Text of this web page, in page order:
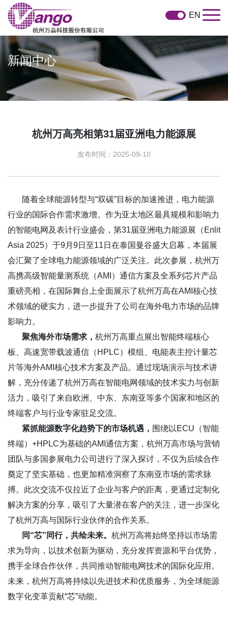
EN
新闻中心
杭州万高亮相第31届亚洲电力能源展
发布时间：2025-09-10
随着全球能源转型与“双碳”目标的加速推进，电力能源
行业的国际合作需求激增。作为亚太地区最具规模和影响力
的智能电网及表计行业盛会，第31届亚洲电力能源展（Enlit
Asia 2025）于9月9日至11日在泰国曼谷盛大启幕，本届展
会汇聚了全球电力能源领域的广泛关注。此次参展，杭州万
高携高级智能量测系统（AMI）通信方案及全系列芯片产品
重磅亮相，在国际舞台上全面展示了杭州万高在AMI核心技
术领域的硬实力，进一步提升了公司在海外电力市场的品牌
影响力。
聚焦海外市场需求 ， 杭州万高重点展出智能终端核心
板、高速宽带载波通信（HPLC）模组、电能表主控计量芯
片等海外AMI核心技术方案及产品。通过现场演示与技术讲
解，充分传递了杭州万高在智能电网领域的技术实力与创新
活力，吸引了来自欧洲、中东、东南亚等多个国家和地区的
终端客户与行业专家驻足交流。
紧抓能源数字化趋势下的市场机遇， 围绕以ECU（智能
终端）+HPLC为基础的AMI通信方案，杭州万高市场与营销
团队与多国参展电力公司进行了深入探讨，不仅为后续合作
奠定了坚实基础，也更加精准洞察了东南亚市场的需求脉
搏。此次交流不仅拉近了企业与客户的距离，更通过定制化
解决方案的分享，吸引了大量潜在客户的关注，进一步深化
了杭州万高与国际行业伙伴的合作关系。
同 “芯” 同行，共绘未来。 杭州万高将始终坚持以市场需
求为导向，以技术创新为驱动，充分发挥资源和平台优势，
携手全球合作伙伴，共同推动智能电网技术的国际化应用。
未来，杭州万高将持续以先进技术和优质服务，为全球能源
数字化变革贡献“芯”动能。